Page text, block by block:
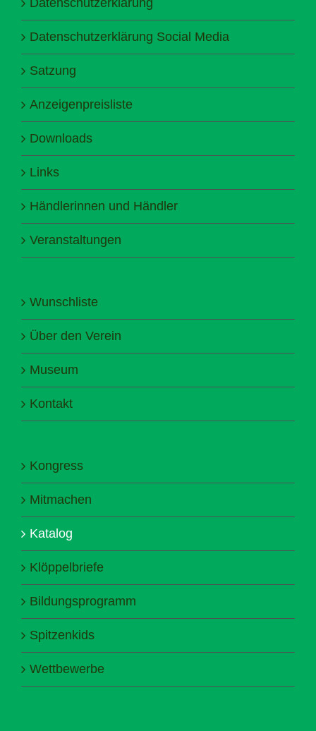
Datenschutzerklärung Social Media
Satzung
Anzeigenpreisliste
Downloads
Links
Händlerinnen und Händler
Veranstaltungen
Wunschliste
Über den Verein
Museum
Kontakt
Kongress
Mitmachen
Katalog
Klöppelbriefe
Bildungsprogramm
Spitzenkids
Wettbewerbe